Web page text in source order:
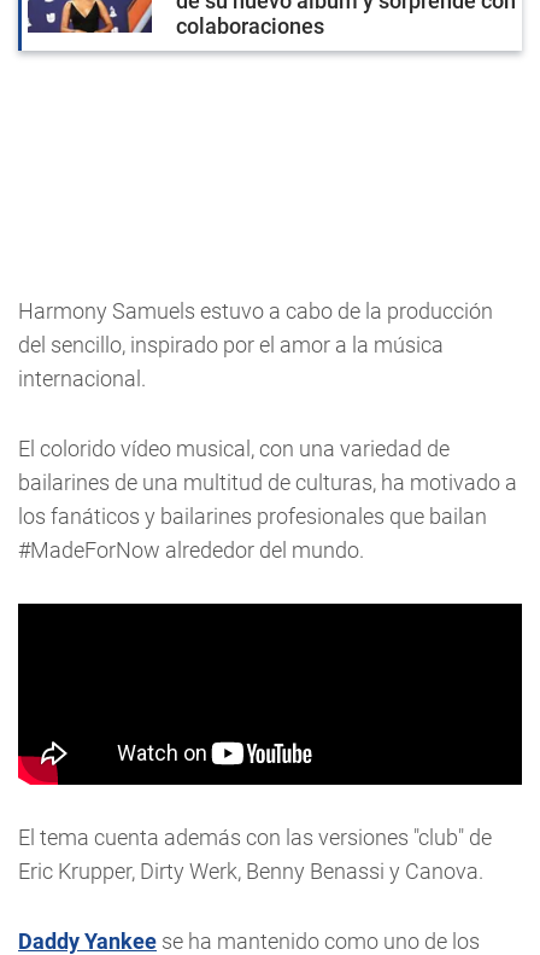
colaboraciones
Harmony Samuels estuvo a cabo de la producción
del sencillo, inspirado por el amor a la música
internacional.
El colorido vídeo musical, con una variedad de
bailarines de una multitud de culturas, ha motivado a
los fanáticos y bailarines profesionales que bailan
#MadeForNow alrededor del mundo.
El tema cuenta además con las versiones "club" de
Eric Krupper, Dirty Werk, Benny Benassi y Canova.
Daddy Yankee se ha mantenido como uno de los